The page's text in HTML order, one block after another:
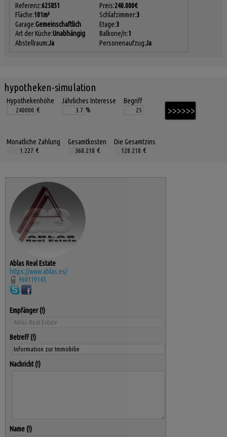
Referenz:625851 Preis:240.000€
Fläche:101m² Schlafzimmer:3
Garage:Gemeinschaftlich Etage:3
Art der Küche:Unabhängig Balkone/n:1
Abstellraum:Ja Personenaufzug:Ja
hypotheken-simulation
Hypothekenhöhe
€
Jährliches Interesse
%
Begriff
Monatliche Zahlung
€
Gesamtkosten
€
Die Gesamtzins
€
Ablas Real Estate
https://www.ablas.es/
960119145
Empfänger
Betreff
Nachricht
Name